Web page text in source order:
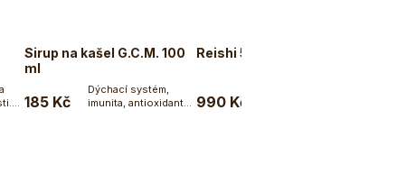
Sirup na kašel G.C.M. 100
ml
185 Kč Do košíku
Dýchací systém,
imunita, antioxidanty
Reishi 50%
990 Kč